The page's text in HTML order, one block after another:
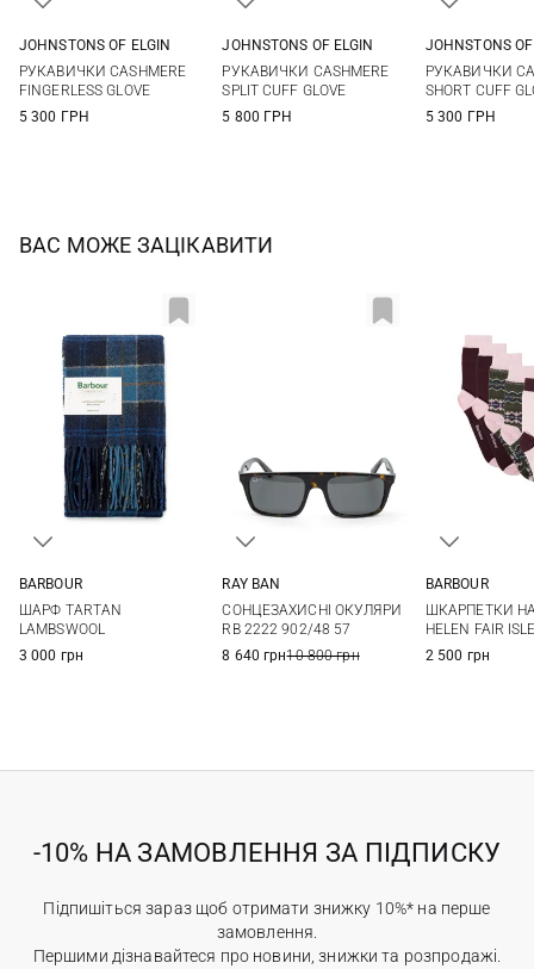
JOHNSTONS OF ELGIN
РУКАВИЧКИ CASHMERE
FINGERLESS GLOVE
5 300 ГРН
JOHNSTONS OF ELGIN
РУКАВИЧКИ CASHMERE
SPLIT CUFF GLOVE
5 800 ГРН
JOHNSTONS
РУКАВИЧКИ
SHORT CUFF
5 300 ГРН
ВАС МОЖЕ ЗАЦІКАВИТИ
BARBOUR
ШАРФ TARTAN
LAMBSWOOL
3 000 грн
RAY BAN
СОНЦЕЗАХИСНІ ОКУЛЯРИ
RB 2222 902/48 57
8 640 грн10 800 грн
BARBOUR
ШКАРПЕТКИ
HELEN FAIR
2 500 грн
-10% НА ЗАМОВЛЕННЯ ЗА ПІДПИСКУ
Підпишіться зараз щоб отримати знижку 10%* на перше
замовлення.
Першими дізнавайтеся про новини, знижки та розпродажі.